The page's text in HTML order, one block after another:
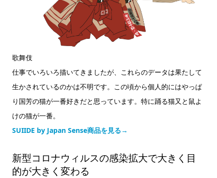
歌舞伎
仕事でいろいろ描いてきましたが、これらのデータは果たして
生かされているのかは不明です。この頃から個人的にはやっぱ
り国芳の猫が一番好きだと思っています。特に踊る猫又と鼠よ
けの猫が一番。
SUIIDE by Japan Sense商品を見る→
新型コロナウィルスの感染拡大で大きく目
的が大きく変わる